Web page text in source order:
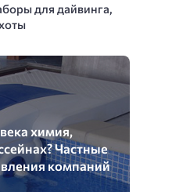
для дайвинга,
химия,
Частные
компаний